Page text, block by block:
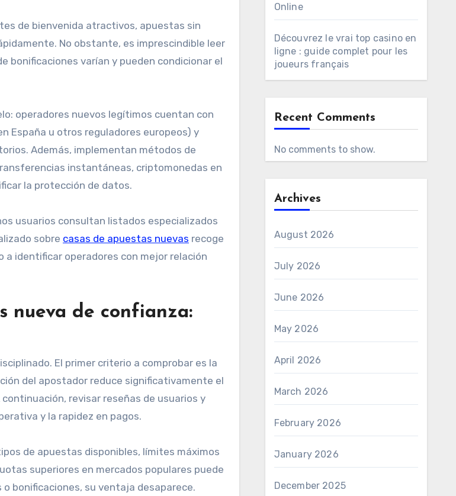
de bienvenida atractivos, apuestas sin
No obstante, es imprescindible leer
bonificaciones varían y pueden condicionar el
operadores nuevos legítimos cuentan con
España u otros reguladores europeos) y
Además, implementan métodos de
instantáneas, criptomonedas en
la protección de datos.
usuarios consultan listados especializados
sobre casas de apuestas nuevas recoge
a identificar operadores con mejor relación
nueva de confianza:
El primer criterio a comprobar es la
del apostador reduce significativamente el
revisar reseñas de usuarios y
y la rapidez en pagos.
de apuestas disponibles, límites máximos
superiores en mercados populares puede
bonificaciones, su ventaja desaparece.
Online
Découvrez le vrai top casino en
ligne : guide complet pour les
joueurs français
Recent Comments
No comments to show.
Archives
August 2026
July 2026
June 2026
May 2026
April 2026
March 2026
February 2026
January 2026
December 2025